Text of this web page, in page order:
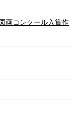
画コンクール入賞作